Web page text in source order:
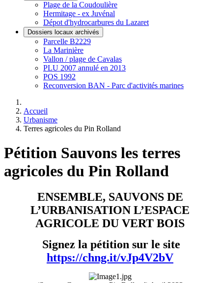
Plage de la Coudoulière
Hermitage - ex Juvénal
Dépot d'hydrocarbures du Lazaret
Dossiers locaux archivés
Parcelle B2229
La Marinière
Vallon / plage de Cavalas
PLU 2007 annulé en 2013
POS 1992
Reconversion BAN - Parc d'activités marines
Accueil
Urbanisme
Terres agricoles du Pin Rolland
Pétition Sauvons les terres
agricoles du Pin Rolland
ENSEMBLE, SAUVONS DE
L’URBANISATION L’ESPACE
AGRICOLE DU VERT BOIS
Signez la pétition sur le site
https://chng.it/vJp4V2bV